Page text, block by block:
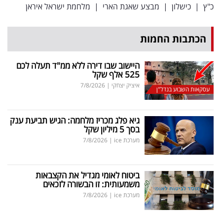
כ"ץ | כישלון | מבצע שאגת הארי | מלחמת ישראל איראן
הכתבות החמות
עסקאות השבוע בנדל"ן
היישוב שבו דירה ללא ממ"ד תעלה לכם
525 אלף שקל
איציק יצחקי |
7/8/2026
גיא פלג מכריז מלחמה: הגיש תביעת ענק
בסך 5 מיליון שקל
מערכת ice |
7/8/2026
ביטוח לאומי מגדיל את הקצבאות
משמעותית: זו הבשורה לזכאים
מערכת ice |
7/8/2026